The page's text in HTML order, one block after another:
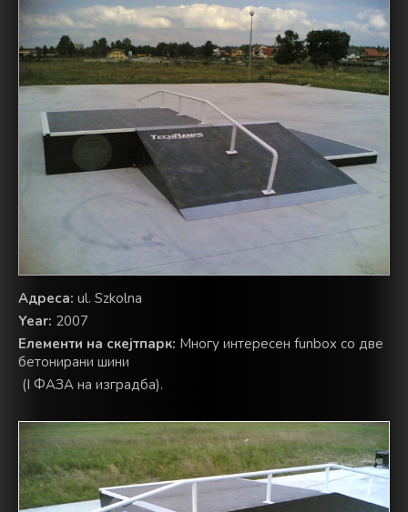
Адреса: ul. Szkolna
Year: 2007
Елементи на скејтпарк: Многу интересен funbox со две
бетонирани шини
(I ФАЗА на изградба).